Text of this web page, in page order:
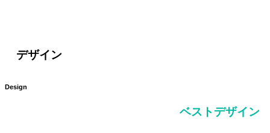
デザイン
Design
ベストデザイン